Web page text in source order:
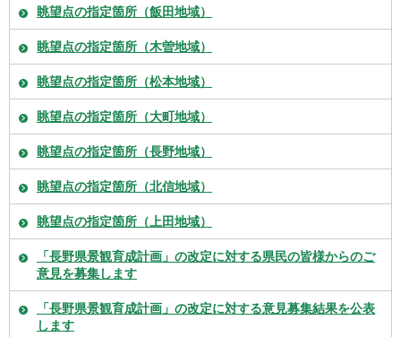
眺望点の指定箇所（飯田地域）
眺望点の指定箇所（木曽地域）
眺望点の指定箇所（松本地域）
眺望点の指定箇所（大町地域）
眺望点の指定箇所（長野地域）
眺望点の指定箇所（北信地域）
眺望点の指定箇所（上田地域）
「長野県景観育成計画」の改定に対する県民の皆様からのご
意見を募集します
「長野県景観育成計画」の改定に対する意見募集結果を公表
します